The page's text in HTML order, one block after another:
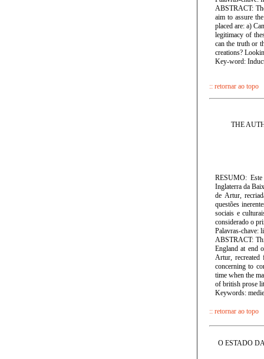
ABSTRACT:
aim to assure
placed are: a)
legitimacy of
can the truth or
creations?
Key-word:
:: retornar ao topo
THE
RESUMO: Este
Inglaterra da
de Artur,
questões
sociais e
considerado o
Palavras-chave:
ABSTRACT:
England at end
Artur, recreated
concerning to
time when the
of british prose
Keywords:
:: retornar ao topo
O ESTADO